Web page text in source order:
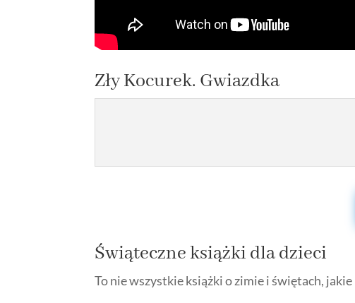
Zły Kocurek. Gwiazdka
Świąteczne książki dla dzieci
To nie wszystkie książki o zimie i świętach,